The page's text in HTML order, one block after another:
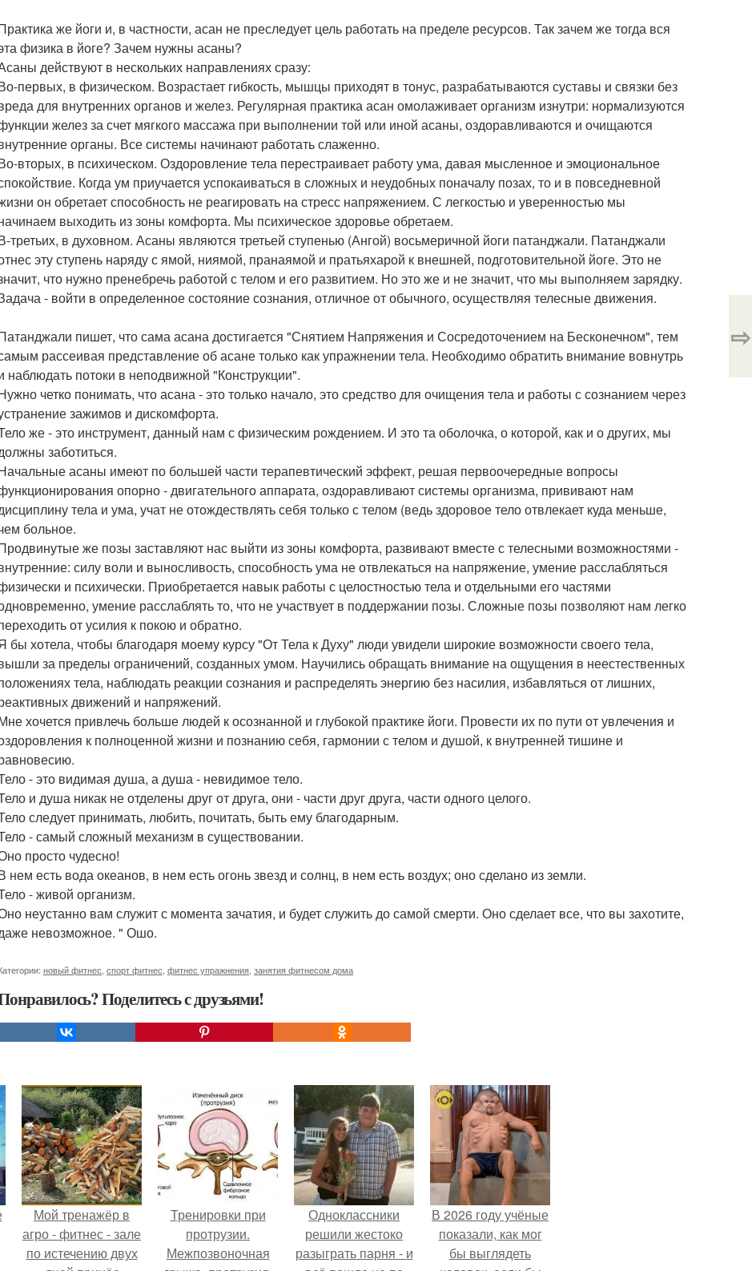
же йоги и, в частности, асан не преследует цель работать на пределе ресурсов. Так зачем же тогда вся
физика в йоге? Зачем нужны асаны?
действуют в нескольких направлениях сразу:
первых, в физическом. Возрастает гибкость, мышцы приходят в тонус, разрабатываются суставы и связки без
для внутренних органов и желез. Регулярная практика асан омолаживает организм изнутри: нормализуются
желез за счет мягкого массажа при выполнении той или иной асаны, оздоравливаются и очищаются
органы. Все системы начинают работать слаженно.
вторых, в психическом. Оздоровление тела перестраивает работу ума, давая мысленное и эмоциональное
Когда ум приучается успокаиваться в сложных и неудобных поначалу позах, то и в повседневной
он обретает способность не реагировать на стресс напряжением. С легкостью и уверенностью мы
выходить из зоны комфорта. Мы психическое здоровье обретаем.
третьих, в духовном. Асаны являются третьей ступенью (Ангой) восьмеричной йоги патанджали. Патанджали
эту ступень наряду с ямой, ниямой, пранаямой и пратьяхарой к внешней, подготовительной йоге. Это не
что нужно пренебречь работой с телом и его развитием. Но это же и не значит, что мы выполняем зарядку.
- войти в определенное состояние сознания, отличное от обычного, осуществляя телесные движения.
пишет, что сама асана достигается "Снятием Напряжения и Сосредоточением на Бесконечном", тем
рассеивая представление об асане только как упражнении тела. Необходимо обратить внимание вовнутрь
наблюдать потоки в неподвижной "Конструкции".
четко понимать, что асана - это только начало, это средство для очищения тела и работы с сознанием через
зажимов и дискомфорта.
же - это инструмент, данный нам с физическим рождением. И это та оболочка, о которой, как и о других, мы
заботиться.
асаны имеют по большей части терапевтический эффект, решая первоочередные вопросы
опорно - двигательного аппарата, оздоравливают системы организма, прививают нам
тела и ума, учат не отождествлять себя только с телом (ведь здоровое тело отвлекает куда меньше,
больное.
же позы заставляют нас выйти из зоны комфорта, развивают вместе с телесными возможностями -
силу воли и выносливость, способность ума не отвлекаться на напряжение, умение расслабляться
и психически. Приобретается навык работы с целостностью тела и отдельными его частями
умение расслаблять то, что не участвует в поддержании позы. Сложные позы позволяют нам легко
от усилия к покою и обратно.
бы хотела, чтобы благодаря моему курсу "От Тела к Духу" люди увидели широкие возможности своего тела,
за пределы ограничений, созданных умом. Научились обращать внимание на ощущения в неестественных
тела, наблюдать реакции сознания и распределять энергию без насилия, избавляться от лишних,
движений и напряжений.
хочется привлечь больше людей к осознанной и глубокой практике йоги. Провести их по пути от увлечения и
к полноценной жизни и познанию себя, гармонии с телом и душой, к внутренней тишине и
- это видимая душа, а душа - невидимое тело.
и душа никак не отделены друг от друга, они - части друг друга, части одного целого.
следует принимать, любить, почитать, быть ему благодарным.
- самый сложный механизм в существовании.
просто чудесно!
нем есть вода океанов, в нем есть огонь звезд и солнц, в нем есть воздух; оно сделано из земли.
- живой организм.
неустанно вам служит с момента зачатия, и будет служить до самой смерти. Оно сделает все, что вы захотите,
невозможное. " Ошо.
новый фитнес спорт фитнес фитнес упражнения занятия фитнесом дома
Поделитесь с друзьями!
⇨
Мой тренажёр в
агро - фитнес - зале
по истечению двух
Тренировки при
протрузии.
Межпозвоночная
Одноклассники
решили жестоко
разыграть парня - и
В 2026 году учёные
показали, как мог
бы выглядеть